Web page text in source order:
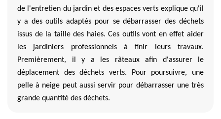
de l'entretien du jardin et des espaces verts explique qu'il
y a des outils adaptés pour se débarrasser des déchets
issus de la taille des haies. Ces outils vont en effet aider
les jardiniers professionnels à finir leurs travaux.
Premièrement, il y a les râteaux afin d'assurer le
déplacement des déchets verts. Pour poursuivre, une
pelle à neige peut aussi servir pour débarrasser une très
grande quantité des déchets.